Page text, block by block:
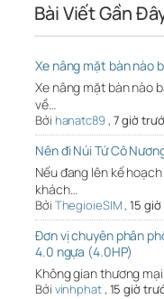
Bài Viết Gần
Xe nâng mặt bàn nào
Xe nâng mặt bàn nào
về…
Bởi hanatc89, 7 giờ
Nên đi Núi Tứ Cô
Nếu đang lên kế
khách…
Bởi ThegioieSIM,15
Đơn vị chuyên phân
4.0 ngựa (4.0HP)
Không gian thương
Bởi vinhphat, 15 giờ